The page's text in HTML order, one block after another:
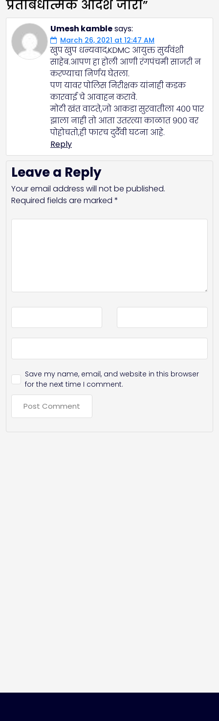
प्रतीबंधात्मक आदेश जारी”
Umesh kamblesays:
March 26, 2021 at 12:47 AM
खुप खुप धन्यवाद,KDMC आयुक्त सुर्यवंशी
साहेब.आपण हा होली आणी रंगपंचमी साजरी न
करण्याचा निर्णय घेतला.
पण यावर पोलिस निरीक्षक यांनाही कडक
कारवाई चे आवाहन करावे.
मोठी खंत वाटते,जो आकडा सुरवातीला ४०० पार
झाला नाही तो आता उतरत्या काळात ९०० वर
पोहोचतो,ही फारच दुर्दैवी घटना आहे.
Reply
Leave a Reply
Your email address will not be published.
Required fields are marked *
Save my name, email, and website in this browser
for the next time I comment.